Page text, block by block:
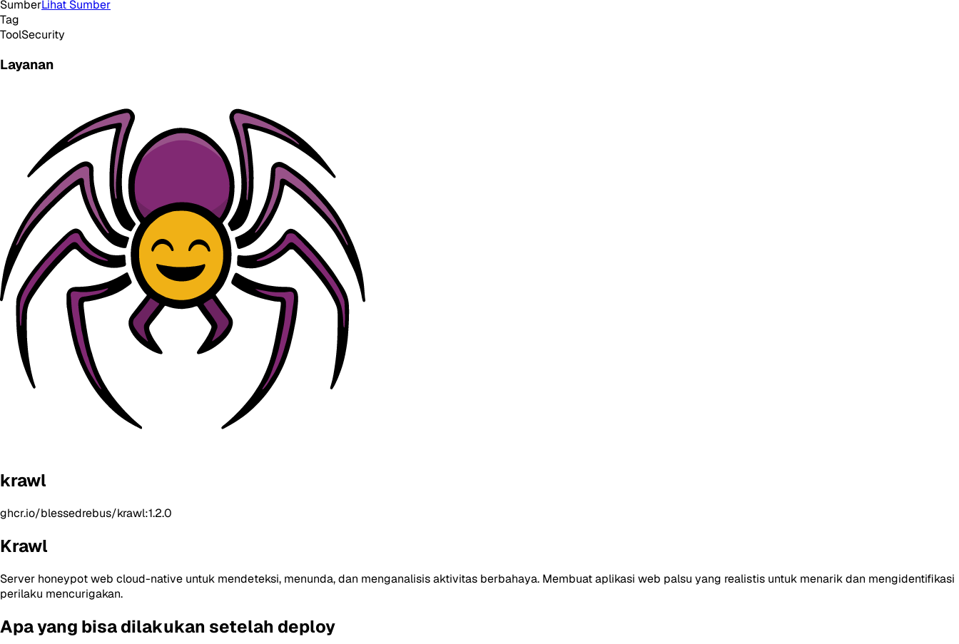
SumberLihat Sumber
Tag
ToolSecurity
Layanan
krawl
ghcr.io/blessedrebus/krawl:1.2.0
Krawl
Server honeypot web cloud-native untuk mendeteksi, menunda, dan menganalisis aktivitas berbahaya. Membuat aplikasi web palsu yang realistis untuk menarik dan mengidentifikasi
perilaku mencurigakan.
Apa yang bisa dilakukan setelah deploy